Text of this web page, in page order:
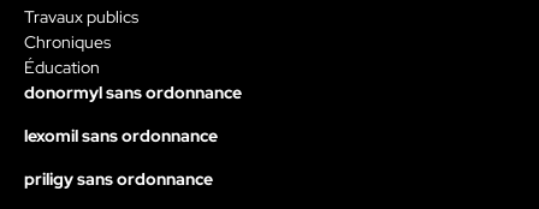
Travaux publics
Chroniques
Éducation
donormyl sans ordonnance
lexomil sans ordonnance
priligy sans ordonnance